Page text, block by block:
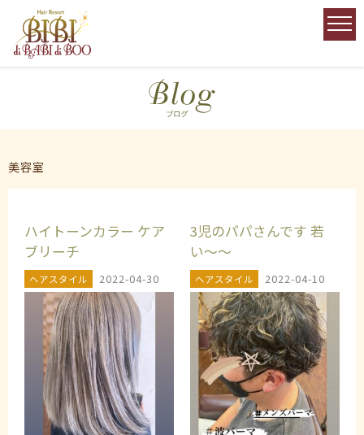
美容室
ハイトーンカラー ケア
ブリーチ
ヘアスタイル 2022-04-30
3児のパパさんです 若
い〜〜
ヘアスタイル 2022-04-10